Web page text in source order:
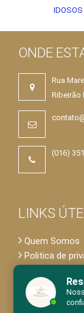
IDOSOS
ONDE
Rua
Ribeirão
(016)
LINKS
Quem Somos
Politica de